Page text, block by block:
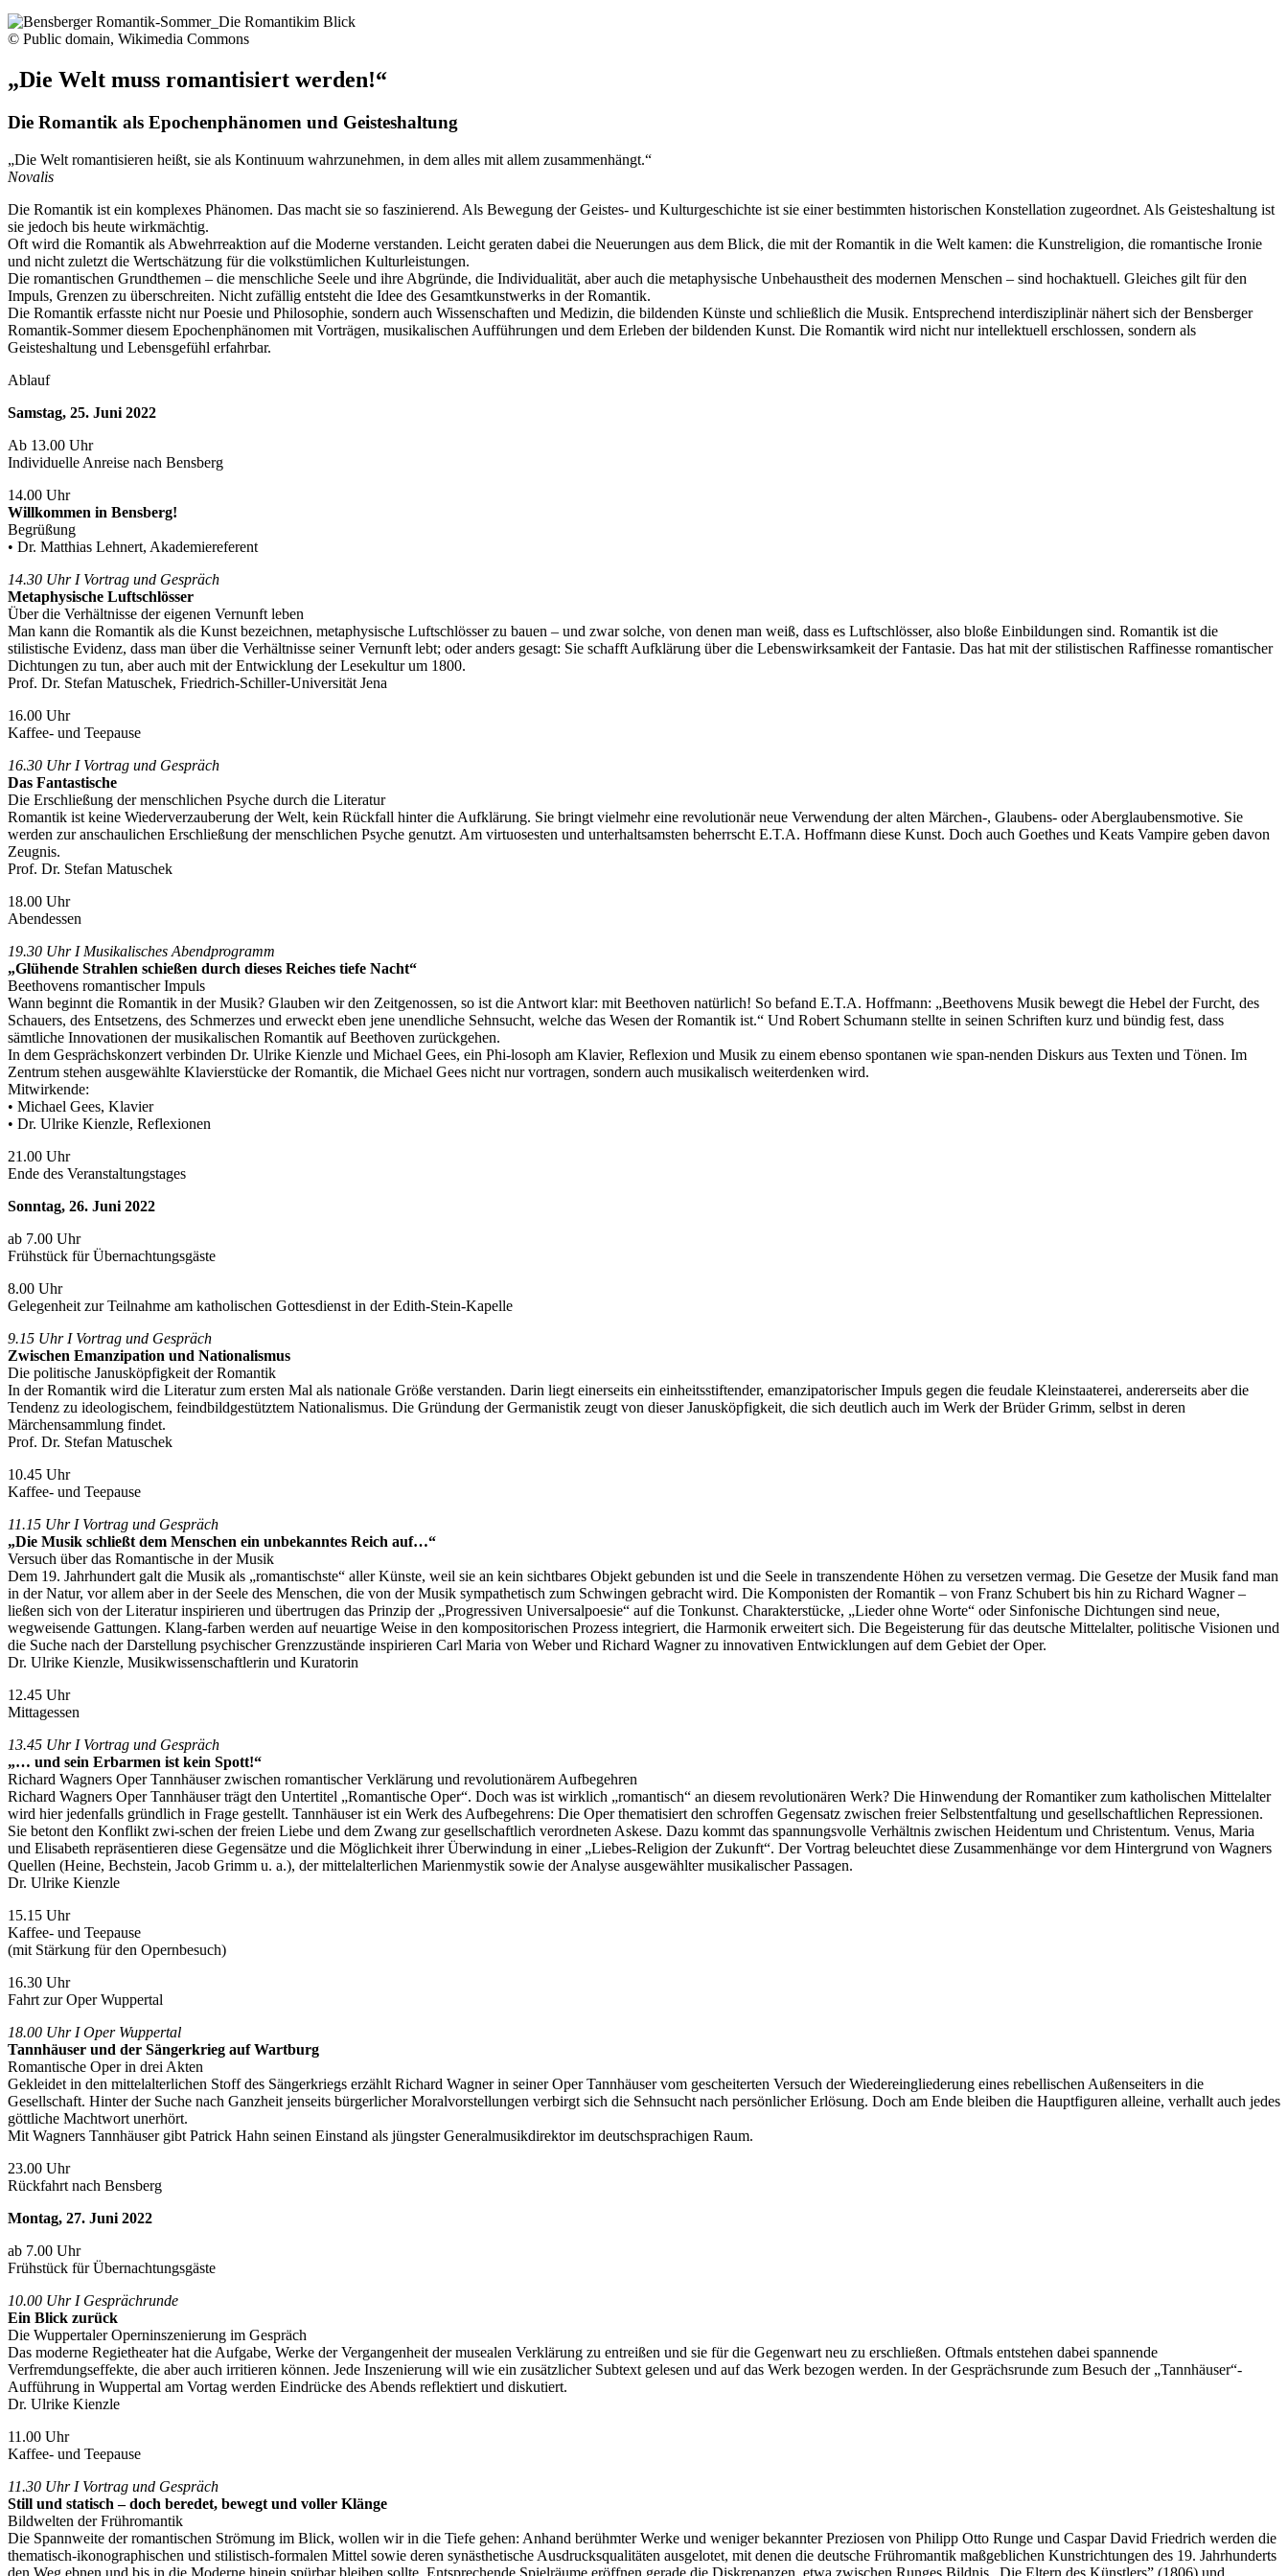
© Public domain, Wikimedia Commons
„Die Welt muss romantisiert werden!“
Die Romantik als Epochenphänomen und Geisteshaltung
„Die Welt romantisieren heißt, sie als Kontinuum wahrzunehmen, in dem alles mit allem zusammenhängt.“
Novalis
Die Romantik ist ein komplexes Phänomen. Das macht sie so faszinierend. Als Bewegung der Geistes- und Kulturgeschichte ist sie einer bestimmten historischen Konstellation zugeordnet. Als Geisteshaltung ist
sie jedoch bis heute wirkmächtig.
Oft wird die Romantik als Abwehrreaktion auf die Moderne verstanden. Leicht geraten dabei die Neuerungen aus dem Blick, die mit der Romantik in die Welt kamen: die Kunstreligion, die romantische Ironie
und nicht zuletzt die Wertschätzung für die volkstümlichen Kulturleistungen.
Die romantischen Grundthemen – die menschliche Seele und ihre Abgründe, die Individualität, aber auch die metaphysische Unbehaustheit des modernen Menschen – sind hochaktuell. Gleiches gilt für den
Impuls, Grenzen zu überschreiten. Nicht zufällig entsteht die Idee des Gesamtkunstwerks in der Romantik.
Die Romantik erfasste nicht nur Poesie und Philosophie, sondern auch Wissenschaften und Medizin, die bildenden Künste und schließlich die Musik. Entsprechend interdisziplinär nähert sich der Bensberger
Romantik-Sommer diesem Epochenphänomen mit Vorträgen, musikalischen Aufführungen und dem Erleben der bildenden Kunst. Die Romantik wird nicht nur intellektuell erschlossen, sondern als
Geisteshaltung und Lebensgefühl erfahrbar.
Ablauf
Samstag, 25. Juni 2022
Ab 13.00 Uhr
Individuelle Anreise nach Bensberg
14.00 Uhr
Willkommen in Bensberg!
Begrüßung
• Dr. Matthias Lehnert, Akademiereferent
14.30 Uhr I Vortrag und Gespräch
Metaphysische Luftschlösser
Über die Verhältnisse der eigenen Vernunft leben
Man kann die Romantik als die Kunst bezeichnen, metaphysische Luftschlösser zu bauen – und zwar solche, von denen man weiß, dass es Luftschlösser, also bloße Einbildungen sind. Romantik ist die
stilistische Evidenz, dass man über die Verhältnisse seiner Vernunft lebt; oder anders gesagt: Sie schafft Aufklärung über die Lebenswirksamkeit der Fantasie. Das hat mit der stilistischen Raffinesse romantischer
Dichtungen zu tun, aber auch mit der Entwicklung der Lesekultur um 1800.
Prof. Dr. Stefan Matuschek, Friedrich-Schiller-Universität Jena
16.00 Uhr
Kaffee- und Teepause
16.30 Uhr I Vortrag und Gespräch
Das Fantastische
Die Erschließung der menschlichen Psyche durch die Literatur
Romantik ist keine Wiederverzauberung der Welt, kein Rückfall hinter die Aufklärung. Sie bringt vielmehr eine revolutionär neue Verwendung der alten Märchen-, Glaubens- oder Aberglaubensmotive. Sie
werden zur anschaulichen Erschließung der menschlichen Psyche genutzt. Am virtuosesten und unterhaltsamsten beherrscht E.T.A. Hoffmann diese Kunst. Doch auch Goethes und Keats Vampire geben davon
Zeugnis.
Prof. Dr. Stefan Matuschek
18.00 Uhr
Abendessen
19.30 Uhr I Musikalisches Abendprogramm
„Glühende Strahlen schießen durch dieses Reiches tiefe Nacht“
Beethovens romantischer Impuls
Wann beginnt die Romantik in der Musik? Glauben wir den Zeitgenossen, so ist die Antwort klar: mit Beethoven natürlich! So befand E.T.A. Hoffmann: „Beethovens Musik bewegt die Hebel der Furcht, des
Schauers, des Entsetzens, des Schmerzes und erweckt eben jene unendliche Sehnsucht, welche das Wesen der Romantik ist.“ Und Robert Schumann stellte in seinen Schriften kurz und bündig fest, dass
sämtliche Innovationen der musikalischen Romantik auf Beethoven zurückgehen.
In dem Gesprächskonzert verbinden Dr. Ulrike Kienzle und Michael Gees, ein Phi-losoph am Klavier, Reflexion und Musik zu einem ebenso spontanen wie span-nenden Diskurs aus Texten und Tönen. Im
Zentrum stehen ausgewählte Klavierstücke der Romantik, die Michael Gees nicht nur vortragen, sondern auch musikalisch weiterdenken wird.
Mitwirkende:
• Michael Gees, Klavier
• Dr. Ulrike Kienzle, Reflexionen
21.00 Uhr
Ende des Veranstaltungstages
Sonntag, 26. Juni 2022
ab 7.00 Uhr
Frühstück für Übernachtungsgäste
8.00 Uhr
Gelegenheit zur Teilnahme am katholischen Gottesdienst in der Edith-Stein-Kapelle
9.15 Uhr I Vortrag und Gespräch
Zwischen Emanzipation und Nationalismus
Die politische Janusköpfigkeit der Romantik
In der Romantik wird die Literatur zum ersten Mal als nationale Größe verstanden. Darin liegt einerseits ein einheitsstiftender, emanzipatorischer Impuls gegen die feudale Kleinstaaterei, andererseits aber die
Tendenz zu ideologischem, feindbildgestütztem Nationalismus. Die Gründung der Germanistik zeugt von dieser Janusköpfigkeit, die sich deutlich auch im Werk der Brüder Grimm, selbst in deren
Märchensammlung findet.
Prof. Dr. Stefan Matuschek
10.45 Uhr
Kaffee- und Teepause
11.15 Uhr I Vortrag und Gespräch
„Die Musik schließt dem Menschen ein unbekanntes Reich auf…“
Versuch über das Romantische in der Musik
Dem 19. Jahrhundert galt die Musik als „romantischste“ aller Künste, weil sie an kein sichtbares Objekt gebunden ist und die Seele in transzendente Höhen zu versetzen vermag. Die Gesetze der Musik fand man
in der Natur, vor allem aber in der Seele des Menschen, die von der Musik sympathetisch zum Schwingen gebracht wird. Die Komponisten der Romantik – von Franz Schubert bis hin zu Richard Wagner –
ließen sich von der Literatur inspirieren und übertrugen das Prinzip der „Progressiven Universalpoesie“ auf die Tonkunst. Charakterstücke, „Lieder ohne Worte“ oder Sinfonische Dichtungen sind neue,
wegweisende Gattungen. Klang-farben werden auf neuartige Weise in den kompositorischen Prozess integriert, die Harmonik erweitert sich. Die Begeisterung für das deutsche Mittelalter, politische Visionen und
die Suche nach der Darstellung psychischer Grenzzustände inspirieren Carl Maria von Weber und Richard Wagner zu innovativen Entwicklungen auf dem Gebiet der Oper.
Dr. Ulrike Kienzle, Musikwissenschaftlerin und Kuratorin
12.45 Uhr
Mittagessen
13.45 Uhr I Vortrag und Gespräch
„… und sein Erbarmen ist kein Spott!“
Richard Wagners Oper Tannhäuser zwischen romantischer Verklärung und revolutionärem Aufbegehren
Richard Wagners Oper Tannhäuser trägt den Untertitel „Romantische Oper“. Doch was ist wirklich „romantisch“ an diesem revolutionären Werk? Die Hinwendung der Romantiker zum katholischen Mittelalter
wird hier jedenfalls gründlich in Frage gestellt. Tannhäuser ist ein Werk des Aufbegehrens: Die Oper thematisiert den schroffen Gegensatz zwischen freier Selbstentfaltung und gesellschaftlichen Repressionen.
Sie betont den Konflikt zwi-schen der freien Liebe und dem Zwang zur gesellschaftlich verordneten Askese. Dazu kommt das spannungsvolle Verhältnis zwischen Heidentum und Christentum. Venus, Maria
und Elisabeth repräsentieren diese Gegensätze und die Möglichkeit ihrer Überwindung in einer „Liebes-Religion der Zukunft“. Der Vortrag beleuchtet diese Zusammenhänge vor dem Hintergrund von Wagners
Quellen (Heine, Bechstein, Jacob Grimm u. a.), der mittelalterlichen Marienmystik sowie der Analyse ausgewählter musikalischer Passagen.
Dr. Ulrike Kienzle
15.15 Uhr
Kaffee- und Teepause
(mit Stärkung für den Opernbesuch)
16.30 Uhr
Fahrt zur Oper Wuppertal
18.00 Uhr I Oper Wuppertal
Tannhäuser und der Sängerkrieg auf Wartburg
Romantische Oper in drei Akten
Gekleidet in den mittelalterlichen Stoff des Sängerkriegs erzählt Richard Wagner in seiner Oper Tannhäuser vom gescheiterten Versuch der Wiedereingliederung eines rebellischen Außenseiters in die
Gesellschaft. Hinter der Suche nach Ganzheit jenseits bürgerlicher Moralvorstellungen verbirgt sich die Sehnsucht nach persönlicher Erlösung. Doch am Ende bleiben die Hauptfiguren alleine, verhallt auch jedes
göttliche Machtwort unerhört.
Mit Wagners Tannhäuser gibt Patrick Hahn seinen Einstand als jüngster Generalmusikdirektor im deutschsprachigen Raum.
23.00 Uhr
Rückfahrt nach Bensberg
Montag, 27. Juni 2022
ab 7.00 Uhr
Frühstück für Übernachtungsgäste
10.00 Uhr I Gesprächrunde
Ein Blick zurück
Die Wuppertaler Operninszenierung im Gespräch
Das moderne Regietheater hat die Aufgabe, Werke der Vergangenheit der musealen Verklärung zu entreißen und sie für die Gegenwart neu zu erschließen. Oftmals entstehen dabei spannende
Verfremdungseffekte, die aber auch irritieren können. Jede Inszenierung will wie ein zusätzlicher Subtext gelesen und auf das Werk bezogen werden. In der Gesprächsrunde zum Besuch der „Tannhäuser“-
Aufführung in Wuppertal am Vortag werden Eindrücke des Abends reflektiert und diskutiert.
Dr. Ulrike Kienzle
11.00 Uhr
Kaffee- und Teepause
11.30 Uhr I Vortrag und Gespräch
Still und statisch – doch beredet, bewegt und voller Klänge
Bildwelten der Frühromantik
Die Spannweite der romantischen Strömung im Blick, wollen wir in die Tiefe gehen: Anhand berühmter Werke und weniger bekannter Preziosen von Philipp Otto Runge und Caspar David Friedrich werden die
thematisch-ikonographischen und stilistisch-formalen Mittel sowie deren synästhetische Ausdrucksqualitäten ausgelotet, mit denen die deutsche Frühromantik maßgeblichen Kunstrichtungen des 19. Jahrhunderts
den Weg ebnen und bis in die Moderne hinein spürbar bleiben sollte. Entsprechende Spielräume eröffnen gerade die Diskrepanzen, etwa zwischen Runges Bildnis „Die Eltern des Künstlers” (1806) und